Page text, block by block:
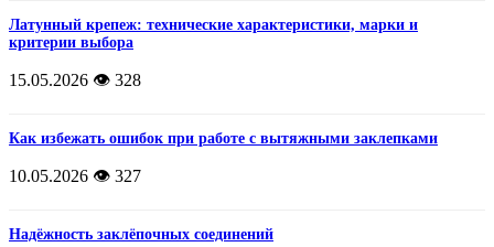
Латунный крепеж: технические характеристики, марки и
критерии выбора
15.05.2026 👁️ 328
Как избежать ошибок при работе с вытяжными заклепками
10.05.2026 👁️ 327
Надёжность заклёпочных соединений